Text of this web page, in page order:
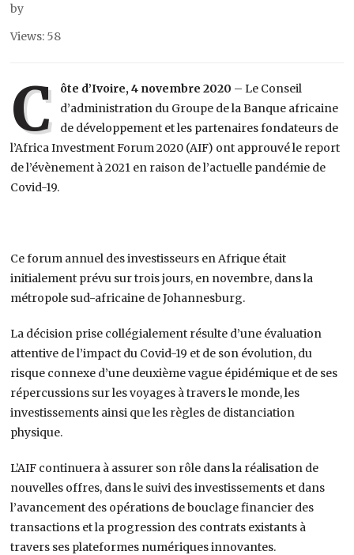
by
Views: 58
C ôte d’Ivoire, 4 novembre 2020 – Le Conseil
d’administration du Groupe de la Banque africaine
de développement et les partenaires fondateurs de
l’Africa Investment Forum 2020 (AIF) ont approuvé le report
de l’évènement à 2021 en raison de l’actuelle pandémie de
Covid-19.
Ce forum annuel des investisseurs en Afrique était
initialement prévu sur trois jours, en novembre, dans la
métropole sud-africaine de Johannesburg.
La décision prise collégialement résulte d’une évaluation
attentive de l’impact du Covid-19 et de son évolution, du
risque connexe d’une deuxième vague épidémique et de ses
répercussions sur les voyages à travers le monde, les
investissements ainsi que les règles de distanciation
physique.
L’AIF continuera à assurer son rôle dans la réalisation de
nouvelles offres, dans le suivi des investissements et dans
l’avancement des opérations de bouclage financier des
transactions et la progression des contrats existants à
travers ses plateformes numériques innovantes.